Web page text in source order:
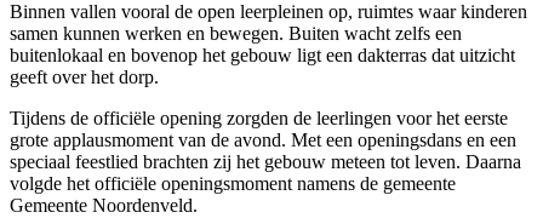
Binnen vallen vooral de open leerpleinen op, ruimtes waar kinderen
samen kunnen werken en bewegen. Buiten wacht zelfs een
buitenlokaal en bovenop het gebouw ligt een dakterras dat uitzicht
geeft over het dorp.
Tijdens de officiële opening zorgden de leerlingen voor het eerste
grote applausmoment van de avond. Met een openingsdans en een
speciaal feestlied brachten zij het gebouw meteen tot leven. Daarna
volgde het officiële openingsmoment namens de gemeente
Gemeente Noordenveld.